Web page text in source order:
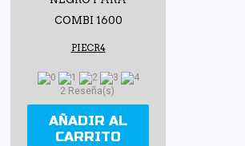
COMBI 1600
PIECR4
2 Reseña(s)
AÑADIR AL
CARRITO